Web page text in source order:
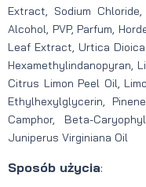
Extract, Sodium
Alcohol, PVP, Parfum,
Leaf Extract, Urtica
Hexamethylindanopyran,
Citrus Limon Peel Oil,
Ethylhexylglycerin,
Camphor, Beta-
Juniperus Virginiana Oil
Sposób użycia: